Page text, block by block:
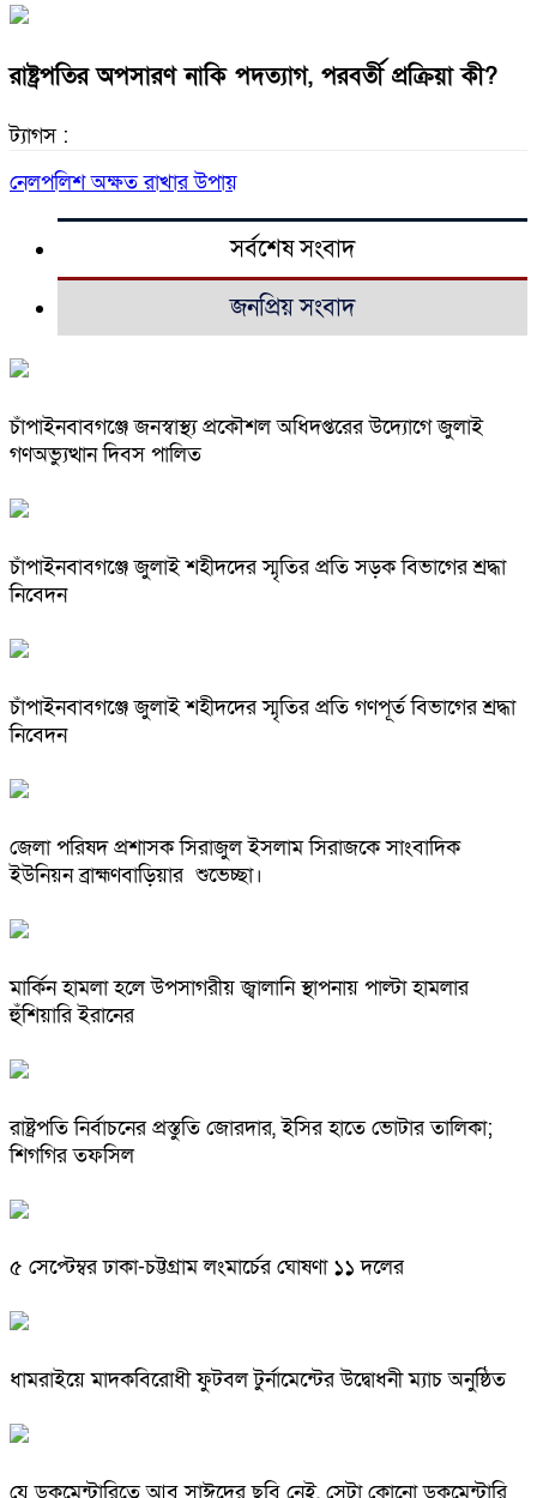
রাষ্ট্রপতির অপসারণ নাকি পদত্যাগ, পরবর্তী প্রক্রিয়া কী?
ট্যাগস :
নেলপলিশ অক্ষত রাখার উপায়
সর্বশেষ সংবাদ
জনপ্রিয় সংবাদ
চাঁপাইনবাবগঞ্জে জনস্বাস্থ্য প্রকৌশল অধিদপ্তরের উদ্যোগে জুলাই
গণঅভ্যুত্থান দিবস পালিত
চাঁপাইনবাবগঞ্জে জুলাই শহীদদের স্মৃতির প্রতি সড়ক বিভাগের শ্রদ্ধা
নিবেদন
চাঁপাইনবাবগঞ্জে জুলাই শহীদদের স্মৃতির প্রতি গণপূর্ত বিভাগের শ্রদ্ধা
নিবেদন
জেলা পরিষদ প্রশাসক সিরাজুল ইসলাম সিরাজকে সাংবাদিক
ইউনিয়ন ব্রাহ্মণবাড়িয়ার শুভেচ্ছা।
মার্কিন হামলা হলে উপসাগরীয় জ্বালানি স্থাপনায় পাল্টা হামলার
হুঁশিয়ারি ইরানের
রাষ্ট্রপতি নির্বাচনের প্রস্তুতি জোরদার, ইসির হাতে ভোটার তালিকা;
শিগগির তফসিল
৫ সেপ্টেম্বর ঢাকা-চট্টগ্রাম লংমার্চের ঘোষণা ১১ দলের
ধামরাইয়ে মাদকবিরোধী ফুটবল টুর্নামেন্টের উদ্বোধনী ম্যাচ অনুষ্ঠিত